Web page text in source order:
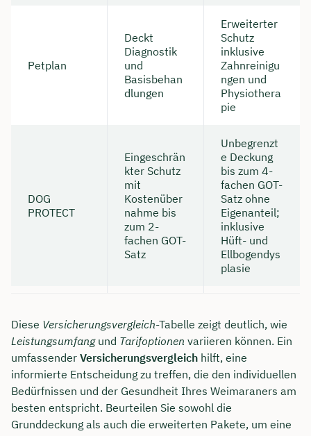
Petplan
Deckt
Diagnostik
und
Basisbehan
dlungen
Erweiterter
Schutz
inklusive
Zahnreinigu
ngen und
Physiothera
pie
DOG
PROTECT
Eingeschrän
kter Schutz
mit
Kostenüber
nahme bis
zum 2-
fachen GOT-
Satz
Unbegrenzt
e Deckung
bis zum 4-
fachen GOT-
Satz ohne
Eigenanteil;
inklusive
Hüft- und
Ellbogendys
plasie
Diese Versicherungsvergleich-Tabelle zeigt deutlich, wie
Leistungsumfangund Tarifoptionen variieren können. Ein
umfassender Versicherungsvergleich hilft, eine
informierte Entscheidung zu treffen, die den individuellen
Bedürfnissen und der Gesundheit Ihres Weimaraners am
besten entspricht. Beurteilen Sie sowohl die
Grunddeckung als auch die erweiterten Pakete, um eine